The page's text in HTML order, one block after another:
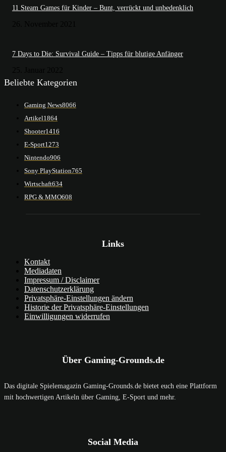
11 Steam Games für Kinder – Bunt, verrückt und unbedenklich
7 Days to Die: Survival Guide – Tipps für blutige Anfänger
Beliebte Kategorien
Gaming News8066
Artikel1864
Shooter1416
E-Sport1273
Nintendo906
Sony PlayStation765
Wirtschaft634
RPG & MMO608
Links
Kontakt
Mediadaten
Impressum / Disclaimer
Datenschutzerklärung
Privatsphäre-Einstellungen ändern
Historie der Privatsphäre-Einstellungen
Einwilligungen widerrufen
Über Gaming-Grounds.de
Das digitale Spielemagazin Gaming-Grounds.de bietet euch eine Plattform
mit hochwertigen Artikeln über Gaming, E-Sport und mehr.
Social Media